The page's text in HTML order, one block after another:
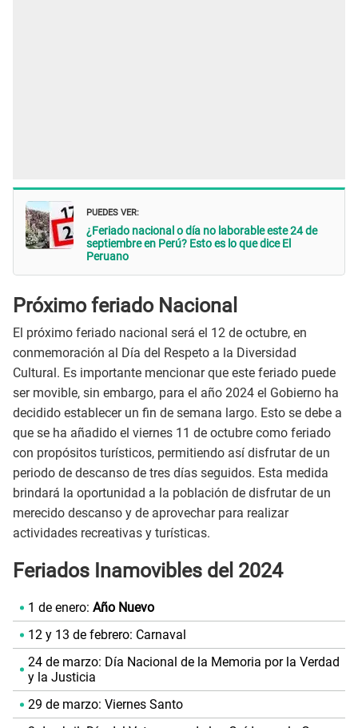
PUEDES VER:
¿Feriado nacional o día no laborable este 24 de
septiembre en Perú? Esto es lo que dice El
Peruano
Próximo feriado Nacional
El próximo feriado nacional será el 12 de octubre, en
conmemoración al Día del Respeto a la Diversidad
Cultural. Es importante mencionar que este feriado puede
ser movible, sin embargo, para el año 2024 el Gobierno ha
decidido establecer un fin de semana largo. Esto se debe a
que se ha añadido el viernes 11 de octubre como feriado
con propósitos turísticos, permitiendo así disfrutar de un
periodo de descanso de tres días seguidos. Esta medida
brindará la oportunidad a la población de disfrutar de un
merecido descanso y de aprovechar para realizar
actividades recreativas y turísticas.
Feriados Inamovibles del 2024
1 de enero: Año Nuevo
12 y 13 de febrero: Carnaval
24 de marzo: Día Nacional de la Memoria por la Verdad
y la Justicia
29 de marzo: Viernes Santo